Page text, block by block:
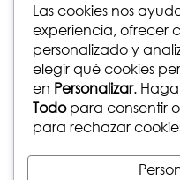
Las cookies nos
experiencia, ofrecer
personalizado y
elegir qué cookies
en Personalizar.
Todopara consentir
para rechazar